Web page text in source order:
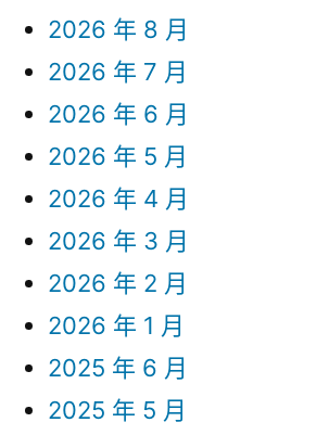
2026 年 8 月
2026 年 7 月
2026 年 6 月
2026 年 5 月
2026 年 4 月
2026 年 3 月
2026 年 2 月
2026 年 1 月
2025 年 6 月
2025 年 5 月